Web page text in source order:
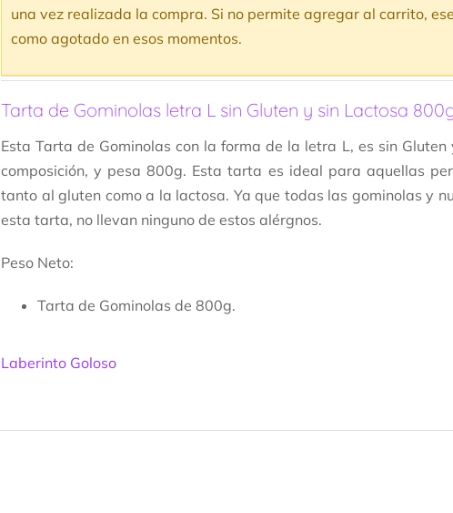
una vez realizada la compra. Si no permite agregar al carrito,
como agotado en esos momentos.
Tarta de Gominolas letra L sin Gluten y sin Lactosa
Esta Tarta de Gominolas con la forma de la letra L, es sin Gluten
composición, y pesa 800g. Esta tarta es ideal para aquellas
tanto al gluten como a la lactosa. Ya que todas las gominolas y
esta tarta, no llevan ninguno de estos alérgnos.
Peso Neto:
Tarta de Gominolas de 800g.
Laberinto Goloso